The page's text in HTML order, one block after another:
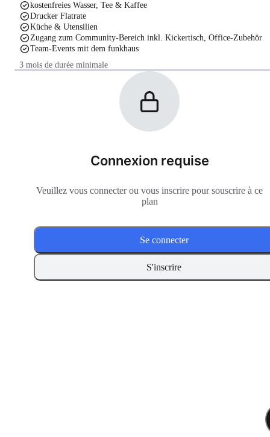
kostenfreies Wasser, Tee & Kaffee
Drucker Flatrate
Küche & Utensilien
Zugang zum Community-Bereich inkl. Kickertisch, Office-Zubehör
Team-Events mit dem funkhaus
3 mois de durée minimale
Connexion requise
Veuillez vous connecter ou vous inscrire pour souscrire à ce
plan
S'inscrire
Se connecter